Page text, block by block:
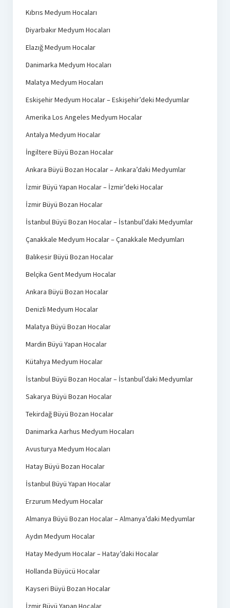
Kıbrıs Medyum Hocaları
Diyarbakır Medyum Hocaları
Elazığ Medyum Hocalar
Danimarka Medyum Hocaları
Malatya Medyum Hocaları
Eskişehir Medyum Hocalar – Eskişehir’deki Medyumlar
Amerika Los Angeles Medyum Hocalar
Antalya Medyum Hocalar
İngiltere Büyü Bozan Hocalar
Ankara Büyü Bozan Hocalar – Ankara’daki Medyumlar
İzmir Büyü Yapan Hocalar – İzmir’deki Hocalar
İzmir Büyü Bozan Hocalar
İstanbul Büyü Bozan Hocalar – İstanbul’daki Medyumlar
Çanakkale Medyum Hocalar – Çanakkale Medyumları
Balıkesir Büyü Bozan Hocalar
Belçika Gent Medyum Hocalar
Ankara Büyü Bozan Hocalar
Denizli Medyum Hocalar
Malatya Büyü Bozan Hocalar
Mardin Büyü Yapan Hocalar
Kütahya Medyum Hocalar
İstanbul Büyü Bozan Hocalar – İstanbul’daki Medyumlar
Sakarya Büyü Bozan Hocalar
Tekirdağ Büyü Bozan Hocalar
Danimarka Aarhus Medyum Hocaları
Avusturya Medyum Hocaları
Hatay Büyü Bozan Hocalar
İstanbul Büyü Yapan Hocalar
Erzurum Medyum Hocalar
Almanya Büyü Bozan Hocalar – Almanya’daki Medyumlar
Aydın Medyum Hocalar
Hatay Medyum Hocalar – Hatay’daki Hocalar
Hollanda Büyücü Hocalar
Kayseri Büyü Bozan Hocalar
İzmir Büyü Yapan Hocalar